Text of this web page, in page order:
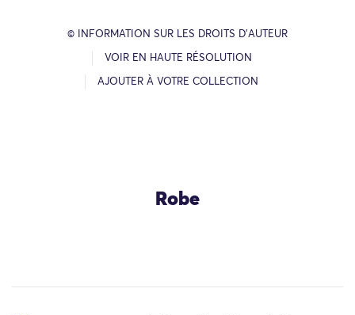
© INFORMATION SUR LES DROITS D’AUTEUR
VOIR EN HAUTE RÉSOLUTION
AJOUTER À VOTRE COLLECTION
Robe